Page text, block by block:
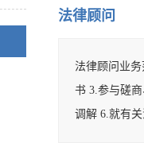
法律顾问
法律顾问业
书 3.参与磋
调解 6.就有